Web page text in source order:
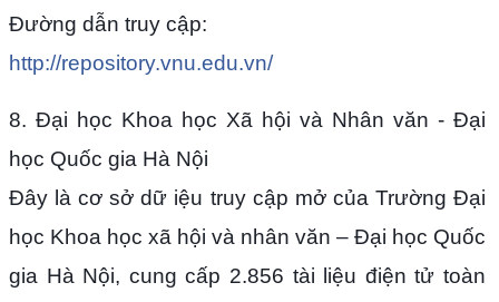
Đường dẫn truy cập:
http://repository.vnu.edu.vn/
8. Đại học Khoa học Xã hội và Nhân văn - Đại
học Quốc gia Hà Nội
Đây là cơ sở dữ iệu truy cập mở của Trường Đại
học Khoa học xã hội và nhân văn – Đại học Quốc
gia Hà Nội, cung cấp 2.856 tài liệu điện tử toàn